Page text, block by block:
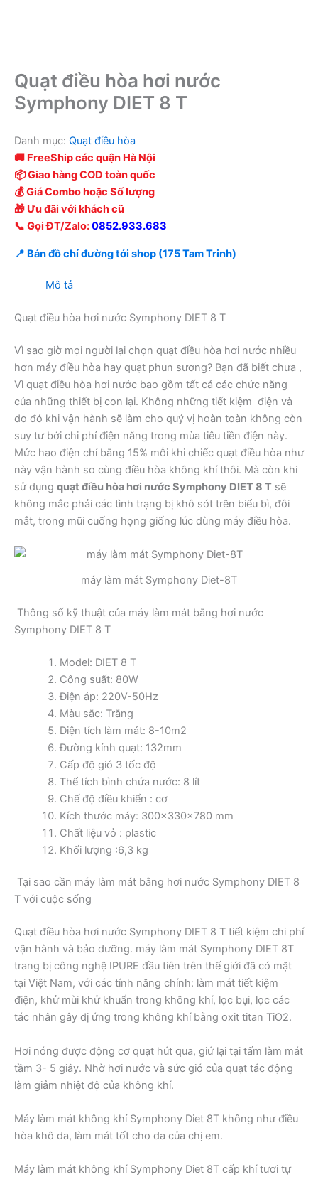
Quạt điều hòa hơi nước
Symphony DIET 8 T
Danh mục: Quạt điều hòa
🚚 FreeShip các quận Hà Nội
📦 Giao hàng COD toàn quốc
💰 Giá Combo hoặc Số lượng
🎁 Ưu đãi với khách cũ
📞 Gọi ĐT/Zalo:0852.933.683
📍 Bản đồ chỉ đường tới shop (175 Tam Trinh)
Mô tả
Quạt điều hòa hơi nước Symphony DIET 8 T
Vì sao giờ mọi người lại chọn quạt điều hòa hơi nước nhiều
hơn máy điều hòa hay quạt phun sương? Bạn đã biết chưa ,
Vì quạt điều hòa hơi nước bao gồm tất cả các chức năng
của những thiết bị con lại. Không những tiết kiệm điện và
do đó khi vận hành sẽ làm cho quý vị hoàn toàn không còn
suy tư bởi chi phí điện năng trong mùa tiêu tiền điện này.
Mức hao điện chỉ bằng 15% mỗi khi chiếc quạt điều hòa như
này vận hành so cùng điều hòa không khí thôi. Mà còn khi
sử dụng quạt điều hòa hơi nước Symphony DIET 8 T sẽ
không mắc phải các tình trạng bị khô sót trên biểu bì, đôi
mắt, trong mũi cuống họng giống lúc dùng máy điều hòa.
máy làm mát Symphony Diet-8T
Thông số kỹ thuật của máy làm mát bằng hơi nước
Symphony DIET 8 T
Model: DIET 8 T
Công suất: 80W
Điện áp: 220V-50Hz
Màu sắc: Trắng
Diện tích làm mát: 8-10m2
Đường kính quạt: 132mm
Cấp độ gió 3 tốc độ
Thể tích bình chứa nước: 8 lít
Chế độ điều khiển : cơ
Kích thước máy: 300x330x780 mm
Chất liệu vỏ : plastic
Khối lượng :6,3 kg
Tại sao cần máy làm mát bằng hơi nước Symphony DIET 8
T với cuộc sống
Quạt điều hòa hơi nước Symphony DIET 8 T tiết kiệm chi phí
vận hành và bảo dưỡng. máy làm mát Symphony DIET 8T
trang bị công nghệ IPURE đầu tiên trên thế giới đã có mặt
tại Việt Nam, với các tính năng chính: làm mát tiết kiệm
điện, khử mùi khử khuẩn trong không khí, lọc bụi, lọc các
tác nhân gây dị ứng trong không khí bằng oxit titan TiO2.
Hơi nóng được động cơ quạt hút qua, giứ lại tại tấm làm mát
tầm 3- 5 giây. Nhờ hơi nước và sức gió của quạt tác động
làm giảm nhiệt độ của không khí.
Máy làm mát không khí Symphony Diet 8T không như điều
hòa khô da, làm mát tốt cho da của chị em.
Máy làm mát không khí Symphony Diet 8T cấp khí tươi tự